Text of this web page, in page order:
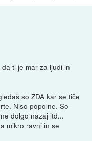
ti je mar za ljudi in
so ZDA kar se tiče
Niso popolne. So
dolgo nazaj itd...
mikro ravni in se